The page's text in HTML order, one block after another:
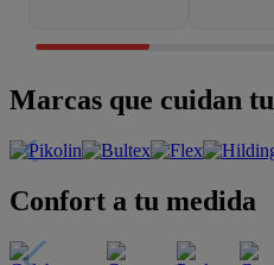
Marcas que cuidan tu
Confort a tu medida